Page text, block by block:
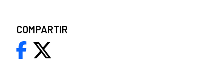
COMPARTIR